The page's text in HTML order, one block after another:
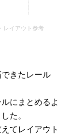
レイアウト参考
きたレール
にまとめるよ
た。
てレイアウト